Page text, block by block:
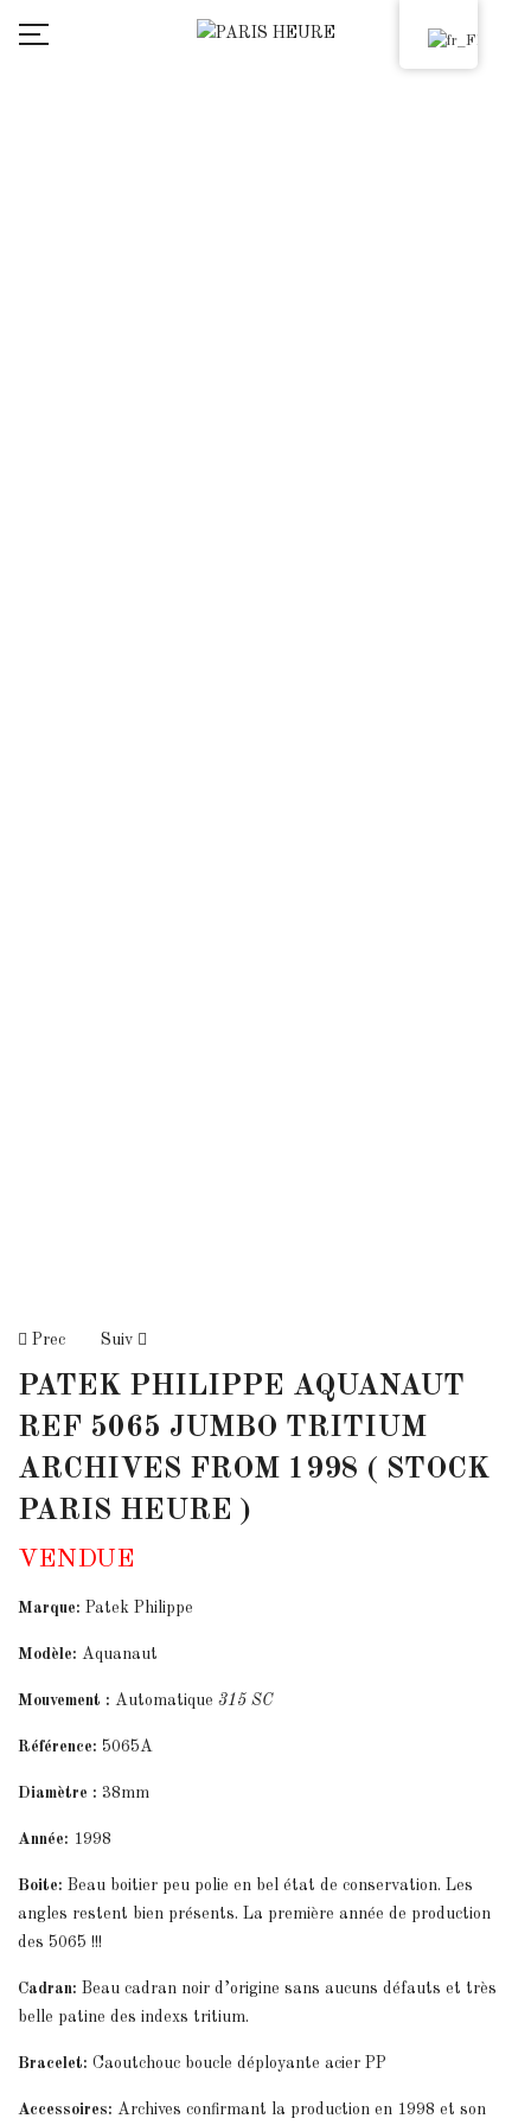
Prec Suiv
PATEK PHILIPPE AQUANAUT
REF 5065 JUMBO TRITIUM
ARCHIVES FROM 1998 ( STOCK
PARIS HEURE )
VENDUE
Marque: Patek Philippe
Modèle: Aquanaut
Mouvement : Automatique 315 SC
Référence: 5065A
Diamètre : 38mm
Année: 1998
Boite: Beau boitier peu polie en bel état de conservation. Les
angles restent bien présents. La première année de production
des 5065 !!!
Cadran: Beau cadran noir d’origine sans aucuns défauts et très
belle patine des indexs tritium.
Bracelet: Caoutchouc boucle déployante acier PP
Accessoires: Archives confirmant la production en 1998 et son